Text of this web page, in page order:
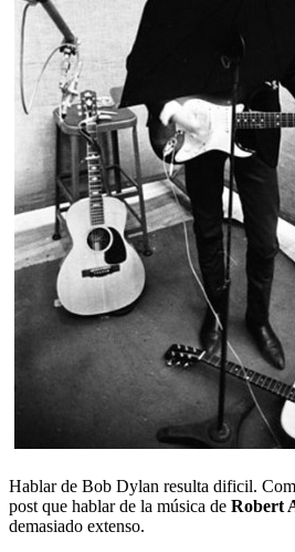
Hablar de Bob Dylan resulta dificil.
post que hablar de la música de Robert
demasiado extenso.